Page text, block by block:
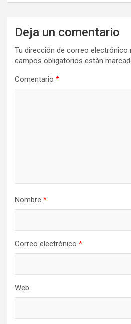
Deja un comentario
Tu dirección de correo electrónico
campos obligatorios están
Comentario *
Nombre *
Correo electrónico *
Web